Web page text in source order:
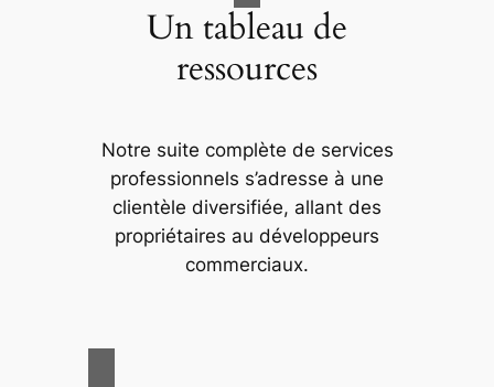
Un tableau de
ressources
Notre suite complète de services
professionnels s’adresse à une
clientèle diversifiée, allant des
propriétaires au développeurs
commerciaux.